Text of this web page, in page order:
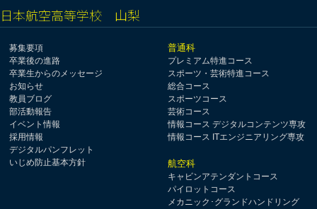
日本航空高等学校 山梨
募集要項
卒業後の進路
卒業生からのメッセージ
お知らせ
教員ブログ
部活動報告
イベント情報
採用情報
デジタルパンフレット
いじめ防止基本方針
普通科
プレミアム特進コース
スポーツ・芸術特進コース
総合コース
スポーツコース
芸術コース
情報コース デジタルコンテンツ専攻
情報コース ITエンジニアリング専攻
航空科
キャビンアテンダントコース
パイロットコース
メカニック･グランドハンドリング